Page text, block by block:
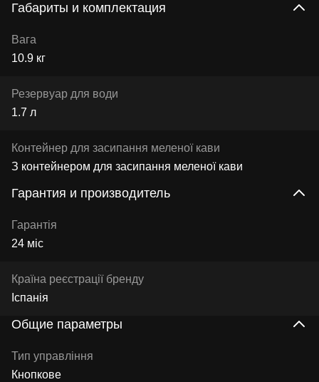
Габариты и комплектация
Вага
10.9 кг
Резервуар для води
1.7 л
Контейнер для засипання меленої кави
З контейнером для засипання меленої кави
Гарантия и производитель
Гарантія
24 міс
Країна реєстрації бренду
Іспанія
Общие параметры
Тип управління
Кнопкове